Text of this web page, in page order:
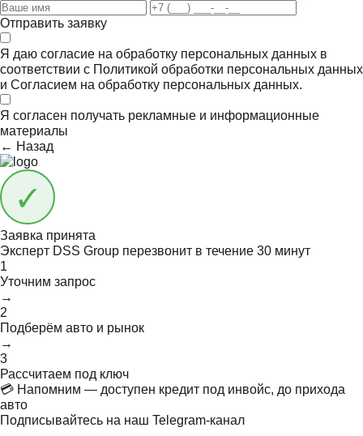
Отправить заявку
Я даю согласие на обработку персональных данных в
соответствии с Политикой обработки персональных данных
и Согласием на обработку персональных данных.
Я согласен получать рекламные и информационные
материалы
← Назад
Заявка принята
Эксперт DSS Group перезвонит в течение 30 минут
1
Уточним запрос
→
2
Подберём авто и рынок
→
3
Рассчитаем под ключ
💳 Напомним — доступен кредит под инвойс, до прихода
авто
Подписывайтесь на наш Telegram-канал